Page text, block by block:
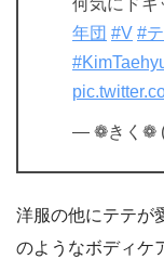
何気にド
年団 #V #
— ❁きく❁
洋服の他にテテが
のようなボディケ